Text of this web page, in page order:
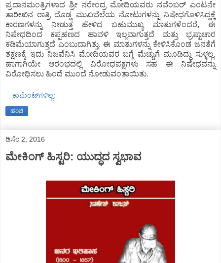
ಪ್ರದಾನಮಂತ್ರಿಗಳಾದ ಶ್ರೀ ನರೇಂದ್ರ ಮೋದಿಯವರು ನವೆಂಬರ್ ಎಂಟನೇ
ತಾರೀಖಿನ ರಾತ್ರಿ ದೊಡ್ಡ ಮುಖಬೆಲೆಯ ನೋಟುಗಳನ್ನು ನಿಷೇಧಗೊಳಿಸಿದ್ದಕ್ಕೆ
ಕಾರಣಗಳನ್ನು ನೀಡುತ್ತ ಹೇಳಿದ ಬಹುಮುಖ್ಯ ಮಾತುಗಳೆಂದರೆ, ಈ
ನಿಷೇಧದಿಂದ ಕಪ್ಪಹಣದ ಹಾವಳಿ ಇಲ್ಲವಾಗುತ್ತದೆ ಮತ್ತು ಭ್ರಷ್ಟಾಚಾರ
ಕಡಿಮೆಯಾಗುತ್ತದೆ ಎಂಬುದಾಗಿತ್ತು. ಈ ಮಾತುಗಳನ್ನು ಕೇಳಿಸಿಕೊಂಡ ಜನತೆಗೆ
ತಕ್ಷಣಕ್ಕೆ ಇದು ನಿಜವೆನಿಸಿ ಮೋದಿಯವರ ಬಗ್ಗೆ ಮೆಚ್ಚುಗೆ ಮೂಡಿದ್ದು ಸುಳ್ಳಲ್ಲ.
ಹಾಗಾಗಿಯೇ ಆರಂಭದಲ್ಲಿ ವಿರೋಧಪಕ್ಷಗಳು ಸಹ ಈ ನಿಷೇಧವನ್ನು
ವಿರೋಧಿಸಲು ಹಿಂದೆ ಮುಂದೆ ನೋಡುವಂತಾಯಿತು.
ಕಾಮೆಂಟ್‌ಗಳಿಲ್ಲ:
ಹಂಚಿ
ಡಿಸೆಂ 2, 2016
ಮೇಕಿಂಗ್ ಹಿಸ್ಟರಿ: ಯುದ್ಧದ ಸ್ವಭಾವ